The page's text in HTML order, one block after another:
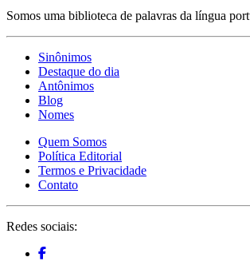
Somos uma biblioteca de palavras da língua
Sinônimos
Destaque do dia
Antônimos
Blog
Nomes
Quem Somos
Política Editorial
Termos e Privacidade
Contato
Redes sociais: